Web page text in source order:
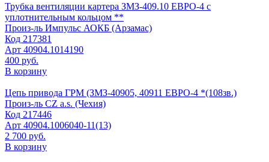
Трубка вентиляции картера ЗМЗ-409.10 ЕВРО-4 с
уплотнительным кольцом **
Произ-ль Импульс АОКБ (Арзамас)
Код 217381
Арт 40904.1014190
400 руб.
В корзину
Цепь привода ГРМ (ЗМЗ-40905, 40911 ЕВРО-4 *(108зв.)
Произ-ль CZ a.s. (Чехия)
Код 217446
Арт 40904.1006040-11(13)
2 700 руб.
В корзину